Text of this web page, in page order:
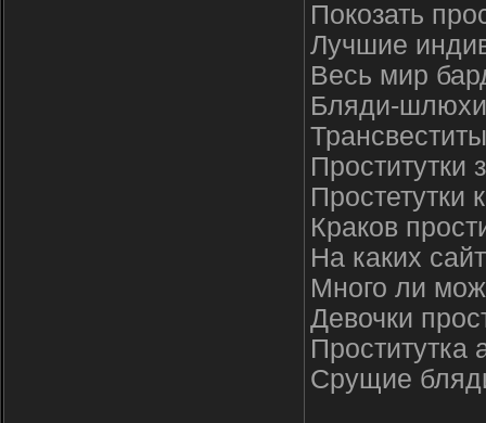
Покозать
Лучшие
Весь мир
Бляди-
Проститутки
Простетутки
Крaков
На каких
Много ли
Девочки
Проститутка
Срущие